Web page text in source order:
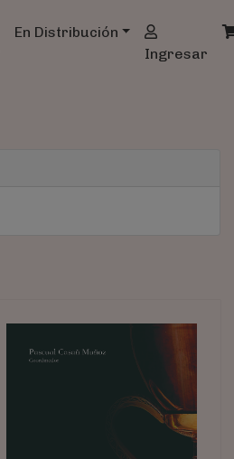
En Distribución
Ingresar